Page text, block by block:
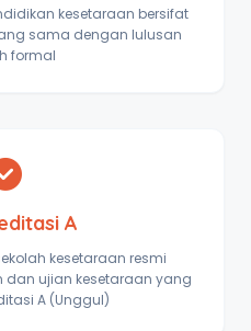
kesetaraan bersifat
sama dengan lulusan
formal
A
kesetaraan resmi
dan ujian kesetaraan yang
A (Unggul)